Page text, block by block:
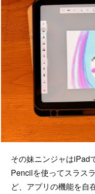
その妹ニンジャはiPad
Pencilを使ってスラス
ど、アプリの機能を自